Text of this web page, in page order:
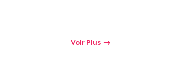
Voir Plus